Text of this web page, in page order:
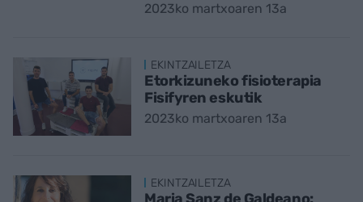
2023ko martxoaren 13a
EKINTZAILETZA
Etorkizuneko fisioterapia
Fisifyren eskutik
2023ko martxoaren 13a
EKINTZAILETZA